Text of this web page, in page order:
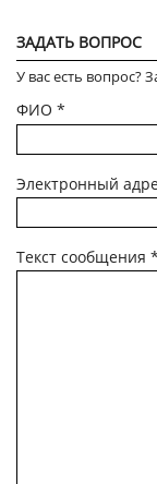
ЗАДАТЬ ВОПРОС
У вас есть вопрос?
ФИО *
Электронный
Текст сообщения *